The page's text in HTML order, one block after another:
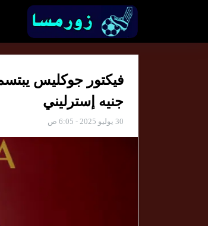
جنيه إسترليني
30 يوليو 2025 - 6:05 ص